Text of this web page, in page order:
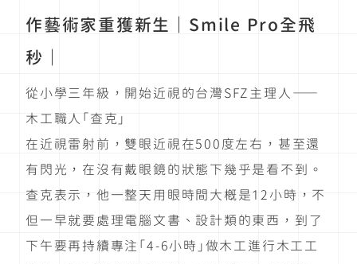
作藝術家重獲新生｜Smile Pro全飛
秒｜
從小學三年級，開始近視的台灣SFZ主理人——
木工職人「查克」
在近視雷射前，雙眼近視在500度左右，甚至還
有閃光，在沒有戴眼鏡的狀態下幾乎是看不到。
查克表示，他一整天用眼時間大概是12小時，不
但一早就要處理電腦文書、設計類的東西，到了
下午要再持續專注「4-6小時」做木工進行木工工